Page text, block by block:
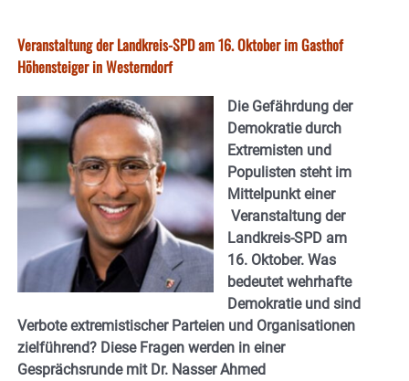
Veranstaltung der Landkreis-SPD am 16. Oktober im Gasthof
Höhensteiger in Westerndorf
Die Gefährdung der
Demokratie durch
Extremisten und
Populisten steht im
Mittelpunkt einer
Veranstaltung der
Landkreis-SPD am
16. Oktober. Was
bedeutet wehrhafte
Demokratie und sind
Verbote extremistischer Parteien und Organisationen
zielführend? Diese Fragen werden in einer
Gesprächsrunde mit Dr. Nasser Ahmed